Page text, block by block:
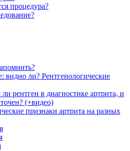
процедура?
видно ли? Рентгенологические
ли рентген в диагностике артрита, и
(+видео)
признаки артрита на разных